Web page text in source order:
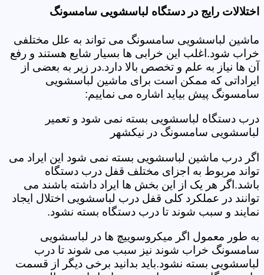
اختلالات رایج در دستگاه لباسشویی سامسونگ
ماشین لباسشویی سامسونگ می تواند به علل مختلفی
خراب شود.اغلب این خرابی ها بسیار شایع هستند و رفع
آن ها نیاز به علم و تخصص بالا دارد.در زیر به بعضی از
ایراداتی که ممکن است برای ماشین لباسشویی
سامسونگ پیش بیاید اشاره می نماییم:
درب دستگاه لباسشویی بسته نمی شود و تعمیر
لباسشویی سامسونگ در نیکشهر
اگر درب ماشین لباسشویی بسته نمی شود این ایراد می
تواند مربوط به اجزای مختلف قفل درب دستگاه
باشد.اگر هر یک از این بخش ها ایراد داشته باشند می
توانند در عملکرد کلی قفل درب لباسشویی اختلال ایجاد
نمایند و سبب شوند تا درب دستگاه بسته نشود.
به طور معمول اگر میکروسوییچ ها در لباسشویی
سامسونگ خراب شوند نیز سبب می شوند تا درب
لباسشویی بسته نشود.باید بدانید برخی دیگر از قسمت